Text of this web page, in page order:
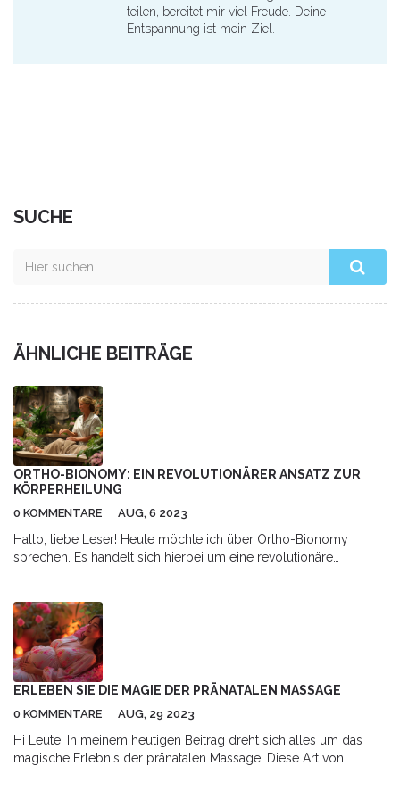
teilen, bereitet mir viel Freude. Deine
Entspannung ist mein Ziel.
SUCHE
ÄHNLICHE BEITRÄGE
ORTHO-BIONOMY: EIN REVOLUTIONÄRER ANSATZ ZUR
KÖRPERHEILUNG
0 KOMMENTARE AUG, 6 2023
Hallo, liebe Leser! Heute möchte ich über Ortho-Bionomy
sprechen. Es handelt sich hierbei um eine revolutionäre
Körpers und die eigene Heilkraft setzt. Ich freue mich darauf,
diese spannende Gesundheits- und Wohlbefindensmethode mit
euch zu teilen. Also bleibt dran!
ERLEBEN SIE DIE MAGIE DER PRÄNATALEN MASSAGE
0 KOMMENTARE AUG, 29 2023
Hi Leute! In meinem heutigen Beitrag dreht sich alles um das
magische Erlebnis der pränatalen Massage. Diese Art von